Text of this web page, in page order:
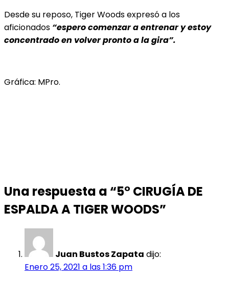
Desde su reposo, Tiger Woods expresó a los
aficionados “espero comenzar a entrenar y estoy
concentrado en volver pronto a la gira”.
Gráfica: MPro.
Una respuesta a “5° CIRUGÍA DE
ESPALDA A TIGER WOODS”
Juan Bustos Zapata dijo:
Enero 25, 2021 a las 1:36 pm